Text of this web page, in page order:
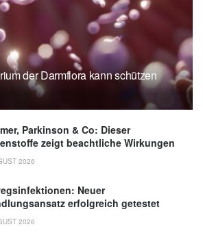
der Darmflora kann schützen
Parkinson & Co: Dieser
zeigt beachtliche Wirkungen
2026
Neuer
erfolgreich getestet
2026